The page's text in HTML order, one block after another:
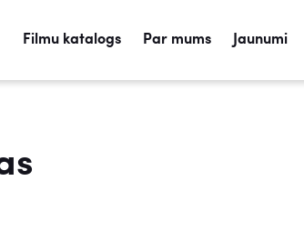
Filmu katalogs Par mums Jaunumi